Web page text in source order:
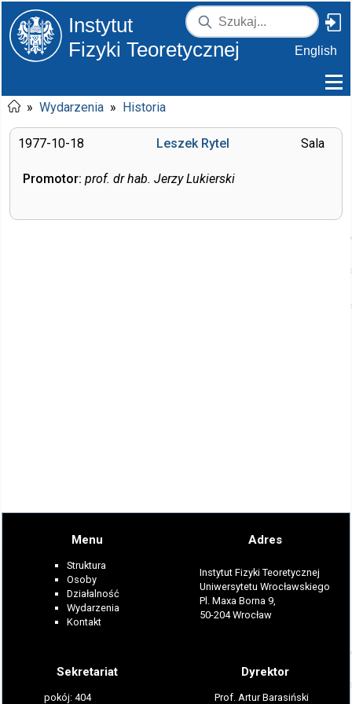
Instytut
Fizyki Teoretycznej
English
» Wydarzenia » Historia
1977-10-18 Sala
Leszek Rytel
Promotor: prof. dr hab. Jerzy Lukierski
Menu
Struktura
Osoby
Działalność
Wydarzenia
Kontakt
Adres
Instytut Fizyki Teoretycznej
Uniwersytetu Wrocławskiego
Pl. Maxa Borna 9,
50-204 Wrocław
Sekretariat
pokój: 404
Dyrektor
Prof. Artur Barasiński